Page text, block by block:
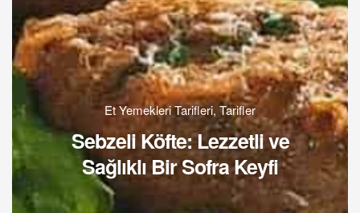
Et Yemekleri Tarifleri, Tarifler
Sebzeli Köfte: Lezzetli ve
Sağlıklı Bir Sofra Keyfi